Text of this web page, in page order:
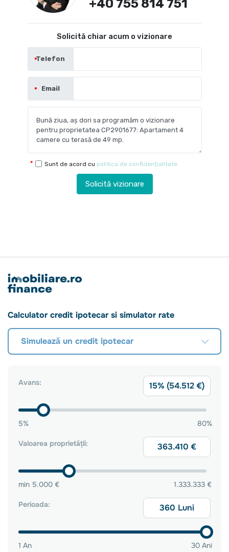
+40 755 814 751
Solicită chiar acum o vizionare
Telefon
Email
Sunt de acord cu politica de confidențialitate
Solicită vizionare